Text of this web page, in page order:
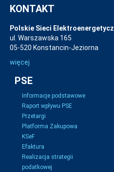
KONTAKT
Polskie Sieci
ul. Warszawska 165
05-520 Konstancin-Jeziorna
więcej
PSE
Informacje podstawowe
Raport wpływu PSE
Przetargi
Platforma Zakupowa
KSeF
Efaktura
Realizacja strategii
podatkowej